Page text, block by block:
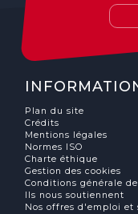
Plan du site
Crédits
Mentions légales
Normes ISO
Charte éthique
Gestion des cookies
Conditions générale
Ils nous soutiennent
Nos offres d'emploi et